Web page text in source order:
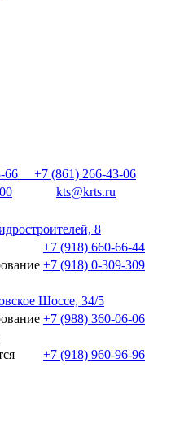
66
+7 (861) 266-43-06
kts@krts.ru
8
+7 (918) 660-66-44
+7 (918) 0-309-309
Шоссе, 34/5
+7 (988) 360-06-06
+7 (918) 960-96-96